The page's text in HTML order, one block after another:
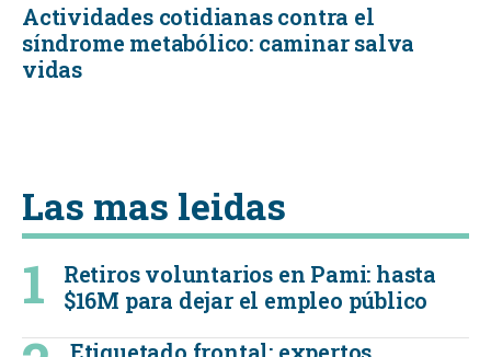
Actividades cotidianas contra el
síndrome metabólico: caminar salva
vidas
Las mas leidas
Retiros voluntarios en Pami: hasta
$16M para dejar el empleo público